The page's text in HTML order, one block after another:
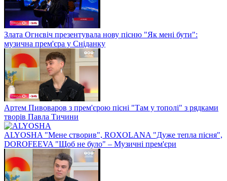
Злата Огнєвіч презентувала нову пісню "Як мені бути":
музична прем'єра у Сніданку
Артем Пивоваров з прем'єрою пісні "Там у тополі" з рядками
творів Павла Тичини
ALYOSHA "Мене створив", ROXOLANA "Дуже тепла пісня",
DOROFEEVA "Щоб не було" – Музичні прем'єри